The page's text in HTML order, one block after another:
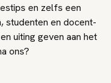
en zelfs een
studenten en docent-
uiting geven aan het
ons?